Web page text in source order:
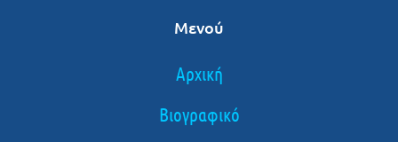
Μενού
Αρχική
Βιογραφικό